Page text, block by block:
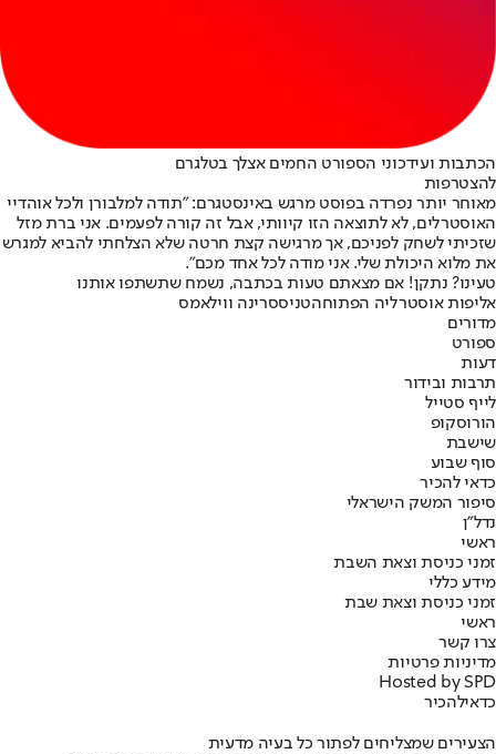
הכתבות ועידכוני הספורט החמים אצלך בטלגרם
להצטרפות
מאוחר יותר נפרדה בפוסט מרגש באינסטגרם: "תודה למלבורן ולכל אוהדיי
האוסטרלים, לא לתוצאה הזו קיוותי, אבל זה קורה לפעמים. אני ברת מזל
שזכיתי לשחק לפניכם, אך מרגישה קצת חרטה שלא הצלחתי להביא למגרש
את מלוא היכולת שלי. אני מודה לכל אחד מכם".
טעינו? נתקן! אם מצאתם טעות בכתבה, נשמח שתשתפו אותנו
אליפות אוסטרליה הפתוחהטניססרינה ווילאמס
מדורים
ספורט
דעות
תרבות ובידור
לייף סטייל
הורוסקופ
שישבת
סוף שבוע
כדאי להכיר
סיפור המשק הישראלי
נדל"ן
ראשי
זמני כניסת וצאת השבת
מידע כללי
זמני כניסת וצאת שבת
ראשי
צרו קשר
מדיניות פרטיות
Hosted by SPD
כדאילהכיר
הצעירים שמצליחים לפתור כל בעיה מדעית